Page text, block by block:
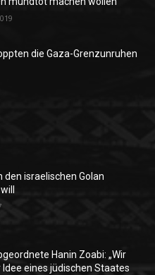
die Gaza-Grenzunruhen
den israelischen Golan
Hanin Zoabi: „Wir
Idee eines jüdischen Staates